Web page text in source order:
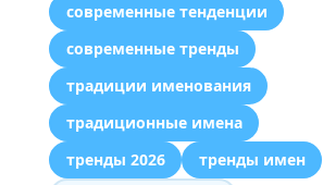
современные тенденции
современные тренды
традиции именования
традиционные имена
тренды 2026
тренды имен